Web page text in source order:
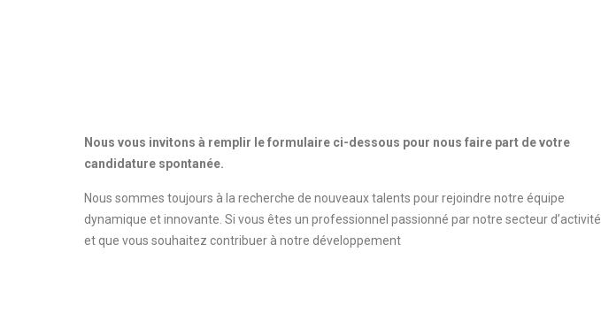
Nous vous invitons à remplir le formulaire ci-dessous pour nous faire part de votre
candidature spontanée.
Nous sommes toujours à la recherche de nouveaux talents pour rejoindre notre équipe
dynamique et innovante. Si vous êtes un professionnel passionné par notre secteur d’activité
et que vous souhaitez contribuer à notre développement